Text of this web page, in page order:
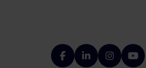
FacebookLinkedInInstagram